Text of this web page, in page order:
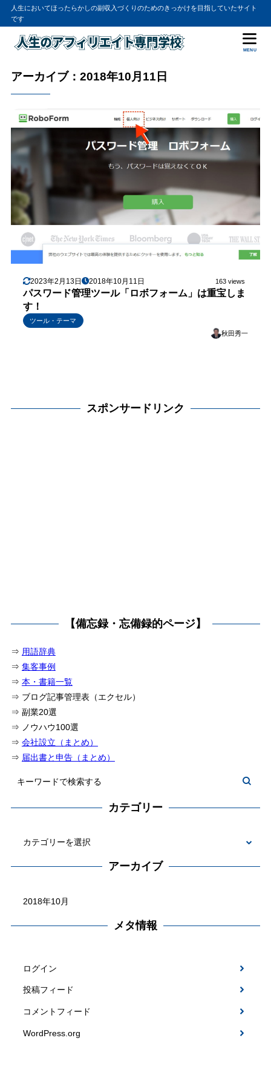
人生においてほったらかしの副収入づくりのためのきっかけを目指していたサイト
です
MENU
アーカイブ：2018年10月11日
2023年2月13日 2018年10月11日 163 views
パスワード管理ツール「ロボフォーム」は重宝しま
す！
ツール・テーマ
秋田秀一
スポンサードリンク
【備忘録・忘備録的ページ】
⇒ 用語辞典
⇒ 集客事例
⇒ 本・書籍一覧
⇒ ブログ記事管理表（エクセル）
⇒ 副業20選
⇒ ノウハウ100選
⇒ 会社設立（まとめ）
⇒ 届出書と申告（まとめ）
カテゴリー
テ
アーカイブ
カ
メタ情報
ログイン
投稿フィード
コメントフィード
WordPress.org